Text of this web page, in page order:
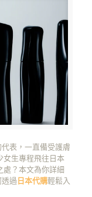
表，一直備受護膚
女生專程飛往日本
處？本文為你詳細
過日本代購輕鬆入